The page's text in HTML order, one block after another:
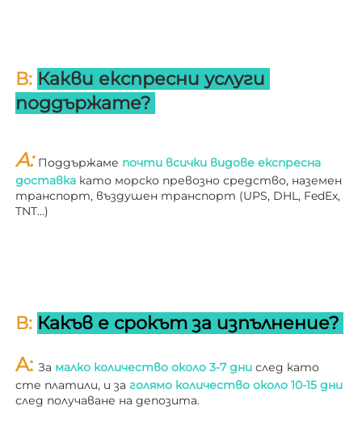
В: Какви експресни услуги
поддържате?
A: Поддържаме почти всички видове експресна
доставка като морско превозно средство, наземен
транспорт, въздушен транспорт (UPS, DHL, FedEx,
TNT…)
В: Какъв е срокът за изпълнение?
A: За малко количество около 3-7 дни след като
сте платили, и за
след получаване на депозита.